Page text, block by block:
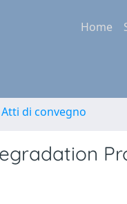
Home
di convegno